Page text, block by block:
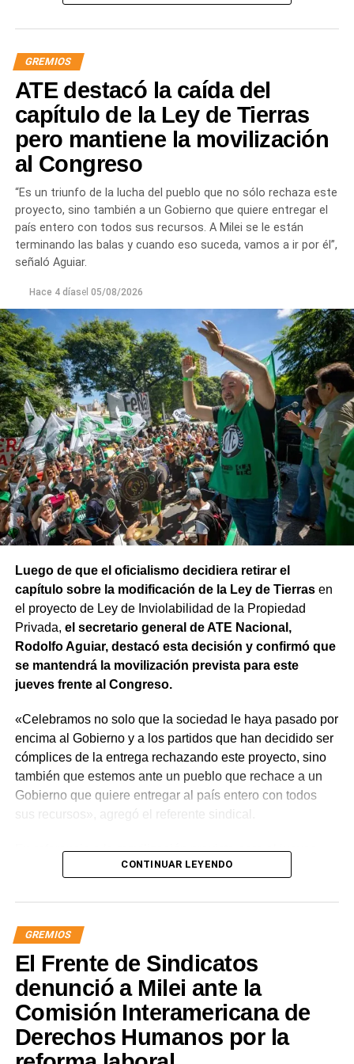
mayoría de la sociedad».
«Lo demuestran las encuestas, a Milei se le están
terminando las balas. Tiene que saber que empezamos a
ir por él», sentenció Aguiar.
Las movilizaciones además se replicarán en todas las
provincias en el marco de la Jornada Nacional de
dispuesta por el sindicato estatal en reclamo por
«reapertura de paritarias y urgente recomposición salarial
y de jubilaciones; rechazo al vaciamiento de los
organismos públicos; pase a planta permanente de todas
las y los trabajadores precarizados; rechazo a las
todas las y los trabajadores despedidos; restitución de los
fondos adeudados a las provincias y FGS de la ANSES; y
rechazo a la armonización de las Cajas Previsionales
Provinciales».
GREMIOS
ATE destacó la caída del
capítulo de la Ley de Tierras
pero mantiene la movilización
al Congreso
“Es un triunfo de la lucha del pueblo que no sólo rechaza este
proyecto, sino también a un Gobierno que quiere entregar el
país entero con todos sus recursos. A Milei se le están
terminando las balas y cuando eso suceda, vamos a ir por él”,
señaló Aguiar.
Hace 4 díasel 05/08/2026
Luego de que el oficialismo decidiera retirar el
capítulo sobre la modificación de la Ley de Tierrasen
el proyecto de Ley de Inviolabilidad de la Propiedad
Privada, el secretario general de ATE Nacional,
Rodolfo Aguiar, destacó esta decisión y confirmó que
se mantendrá la movilización prevista para este
jueves frente al Congreso.
«Celebramos no solo que la sociedad le haya pasado por
encima al Gobierno y a los partidos que han decidido ser
cómplices de la entrega rechazando este proyecto, sino
también que estemos ante un pueblo que rechace a un
Gobierno que quiere entregar al país entero con todos
sus recursos», agregó el referente sindical.
En referencia a la movilización prevista para el jueves,
apuntó que «a Milei se le están terminando las balas y
movilizar para seguir repudiando a los senadores han
tergiversado su representación, porque debieran impulsar
y votar iniciativas para defender los intereses de nuestra
nación y no rematarla».
«Este es un avance significativo de la lucha. Quedó
demostrado que solo estando en la calle vamos a seguir
recuperando soberanía», concluyó el titular de ATE
Nacional.
CONTINUAR LEYENDO
GREMIOS
El Frente de Sindicatos
denunció a Milei ante la
Comisión Interamericana de
Derechos Humanos por la